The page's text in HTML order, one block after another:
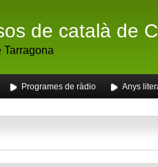
de català de
Tarragona
Programes de ràdio Anys